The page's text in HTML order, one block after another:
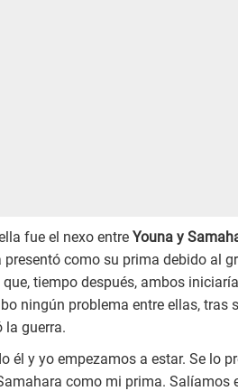
fue el nexo entre Youna y
como su prima debido al
tiempo después, ambos
ningún problema entre ellas, tras
la guerra.
él y yo empezamos a estar. Se lo
como mi prima. Salíamos